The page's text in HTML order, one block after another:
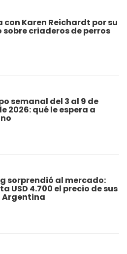
con Karen Reichardt por su
sobre criaderos de perros
semanal del 3 al 9 de
2026: qué le espera a
sorprendió al mercado:
USD 4.700 el precio de sus
Argentina